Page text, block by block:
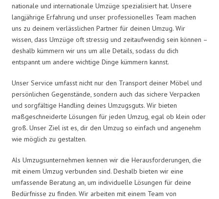
nationale und internationale Umzüge spezialisiert hat. Unsere
langjährige Erfahrung und unser professionelles Team machen
uns zu deinem verlässlichen Partner für deinen Umzug. Wir
wissen, dass Umzüge oft stressig und zeitaufwendig sein können –
deshalb kümmern wir uns um alle Details, sodass du dich
entspannt um andere wichtige Dinge kümmern kannst.
Unser Service umfasst nicht nur den Transport deiner Möbel und
persönlichen Gegenstände, sondern auch das sichere Verpacken
und sorgfältige Handling deines Umzugsguts. Wir bieten
maßgeschneiderte Lösungen für jeden Umzug, egal ob klein oder
groß. Unser Ziel ist es, dir den Umzug so einfach und angenehm
wie möglich zu gestalten.
Als Umzugsunternehmen kennen wir die Herausforderungen, die
mit einem Umzug verbunden sind. Deshalb bieten wir eine
umfassende Beratung an, um individuelle Lösungen für deine
Bedürfnisse zu finden. Wir arbeiten mit einem Team von